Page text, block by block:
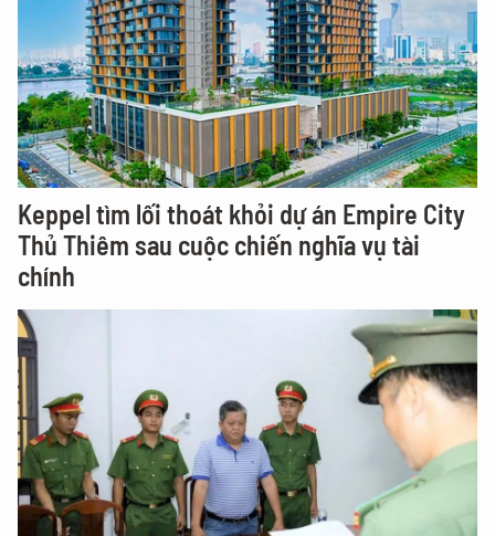
Keppel tìm lối thoát khỏi dự án Empire City
Thủ Thiêm sau cuộc chiến nghĩa vụ tài
chính